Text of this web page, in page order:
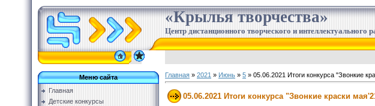
«Крылья творчества»
Центр дистанционного творческого и интеллектуального
Меню сайта
Главная
Детские конкурсы
Главная » 2021 » Июнь » 5 » 05.06.2021 Итоги конкурса "Звонкие
05.06.2021 Итоги конкурса "Звонкие краски